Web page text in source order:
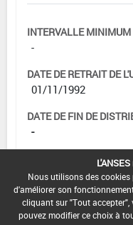
INTERVALLE
-
DATE DE RETRAIT DE
01/11/1992
DATE DE FIN DE
-
DATE DE FIN
-
Nous utilisons des
d'améliorer son
cliquant sur "Tout
pouvez modifier ce choix à